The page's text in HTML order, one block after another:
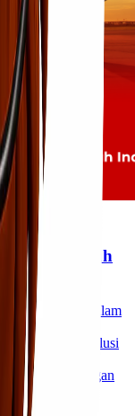
ke Seluruh
Indonesia Dalam
dan ketepatan
hadir sebagai solusi
ke seluruh
terpencil. Dengan
yang luas,